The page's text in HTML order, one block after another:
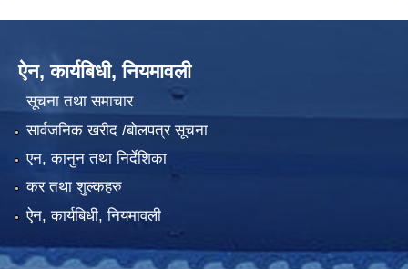
ऐन, कार्यबिधी, नियमावली
सूचना तथा समाचार
सार्वजनिक खरीद /बोलपत्र सूचना
एन, कानुन तथा निर्देशिका
कर तथा शुल्कहरु
ऐन, कार्यबिधी, नियमावली